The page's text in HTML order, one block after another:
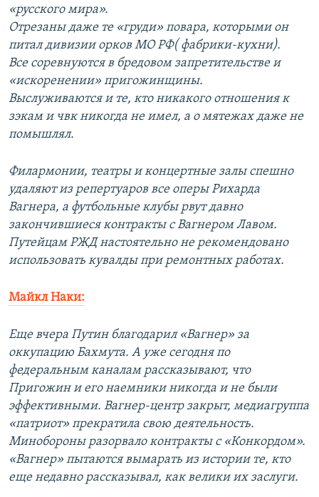
«русского мира».
Отрезаны даже те «груди» повара, которыми он
питал дивизии орков МО РФ( фабрики-кухни).
Все соревнуются в бредовом запретительстве и
«искоренении» пригожинщины.
Выслуживаются и те, кто никакого отношения к
зэкам и чвк никогда не имел, а о мятежах даже не
помышлял.
Филармонии, театры и концертные залы спешно
удаляют из репертуаров все оперы Рихарда
Вагнера, а футбольные клубы рвут давно
закончившиеся контракты с Вагнером Лавом.
Путейцам РЖД настоятельно не рекомендовано
использовать кувалды при ремонтных работах.
Майкл Наки:
Еще вчера Путин благодарил «Вагнер» за
оккупацию Бахмута. А уже сегодня по
федеральным каналам рассказывают, что
Пригожин и его наемники никогда и не были
эффективными. Вагнер-центр закрыт, медиагруппа
«патриот» прекратила свою деятельность.
Минобороны разорвало контракты с «Конкордом».
«Вагнер» пытаются вымарать из истории те, кто
еще недавно рассказывал, как велики их заслуги.